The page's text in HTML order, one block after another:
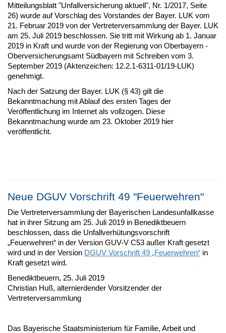
Mitteilungsblatt "Unfallversicherung aktuell", Nr. 1/2017, Seite
26) wurde auf Vorschlag des Vorstandes der Bayer. LUK vom
21. Februar 2019 von der Vertreterversammlung der Bayer. LUK
am 25. Juli 2019 beschlossen. Sie tritt mit Wirkung ab 1. Januar
2019 in Kraft und wurde von der Regierung von Oberbayern -
Oberversicherungsamt Südbayern mit Schreiben vom 3.
September 2019 (Aktenzeichen: 12.2.1-6311-01/19-LUK)
genehmigt.
Nach der Satzung der Bayer. LUK (§ 43) gilt die
Bekanntmachung mit Ablauf des ersten Tages der
Veröffentlichung im Internet als vollzogen. Diese
Bekanntmachung wurde am 23. Oktober 2019 hier
veröffentlicht.
Neue DGUV Vorschrift 49 "Feuerwehren"
Die Vertreterversammlung der Bayerischen Landesunfallkasse
hat in ihrer Sitzung am 25. Juli 2019 in Benediktbeuern
beschlossen, dass die Unfallverhütungsvorschrift
„Feuerwehren“ in der Version GUV-V C53 außer Kraft gesetzt
wird und in der Version DGUV Vorschrift 49 „Feuerwehren“ in
Kraft gesetzt wird.
Benediktbeuern, 25. Juli 2019
Christian Huß, alternierdender Vorsitzender der
Vertreterversammlung
Das Bayerische Staatsministerium für Familie, Arbeit und